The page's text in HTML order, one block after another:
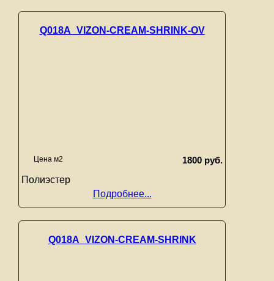
Q018A_VIZON-CREAM-SHRINK-OV
Цена м2
1800 руб.
Полиэстер
Подробнее...
Q018A_VIZON-CREAM-SHRINK